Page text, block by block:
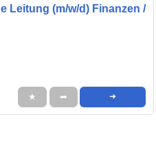
Leitung (m/w/d) Finanzen /
★ ➦ ➜